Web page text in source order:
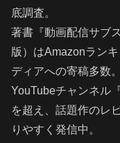
底調査。
著書『動画配信サブ
版）はAmazonラン
ディアへの寄稿多数。
YouTubeチャンネル
を超え、話題作のレ
りやすく発信中。